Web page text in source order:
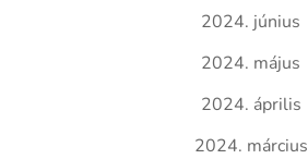
2024. június
2024. május
2024. április
2024. március